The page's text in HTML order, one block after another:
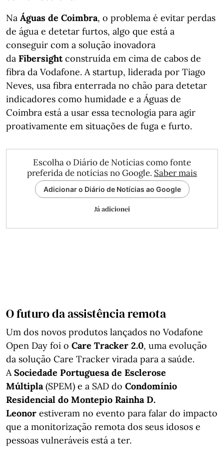
Na Águas de Coimbra, o problema é evitar perdas
de água e detetar furtos, algo que está a
conseguir com a solução inovadora
da Fibersightconstruída em cima de cabos de
fibra da Vodafone. A startup, liderada por Tiago
Neves, usa fibra enterrada no chão para detetar
indicadores como humidade e a Águas de
Coimbra está a usar essa tecnologia para agir
proativamente em situações de fuga e furto.
Escolha o Diário de Notícias como fonte
preferida de notícias no Google. Saber mais
Adicionar o Diário de Notícias ao Google
Já adicionei
O futuro da assistência remota
Um dos novos produtos lançados no Vodafone
Open Day foi o Care Tracker 2.0, uma evolução
da solução Care Tracker virada para a saúde.
A Sociedade Portuguesa de Esclerose
Múltipla (SPEM) e a SAD do Condomínio
Residencial do Montepio Rainha D.
Leonor estiveram no evento para falar do impacto
que a monitorização remota dos seus idosos e
pessoas vulneráveis está a ter.